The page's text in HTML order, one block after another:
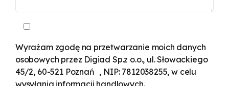
Wyrażam zgodę na przetwarzanie moich danych
osobowych przez Digiad Sp.z o.o., ul. Słowackiego
45/2, 60-521 Poznań , NIP: 7812038255, w celu
wysyłania informacji handlowych.